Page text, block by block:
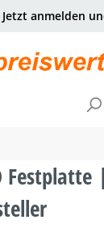
anmelden
Festplatte